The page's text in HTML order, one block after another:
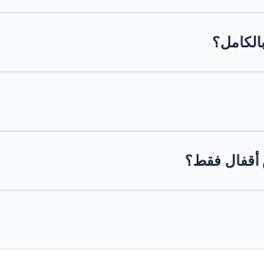
بالكامل.
أقفال فقط؟